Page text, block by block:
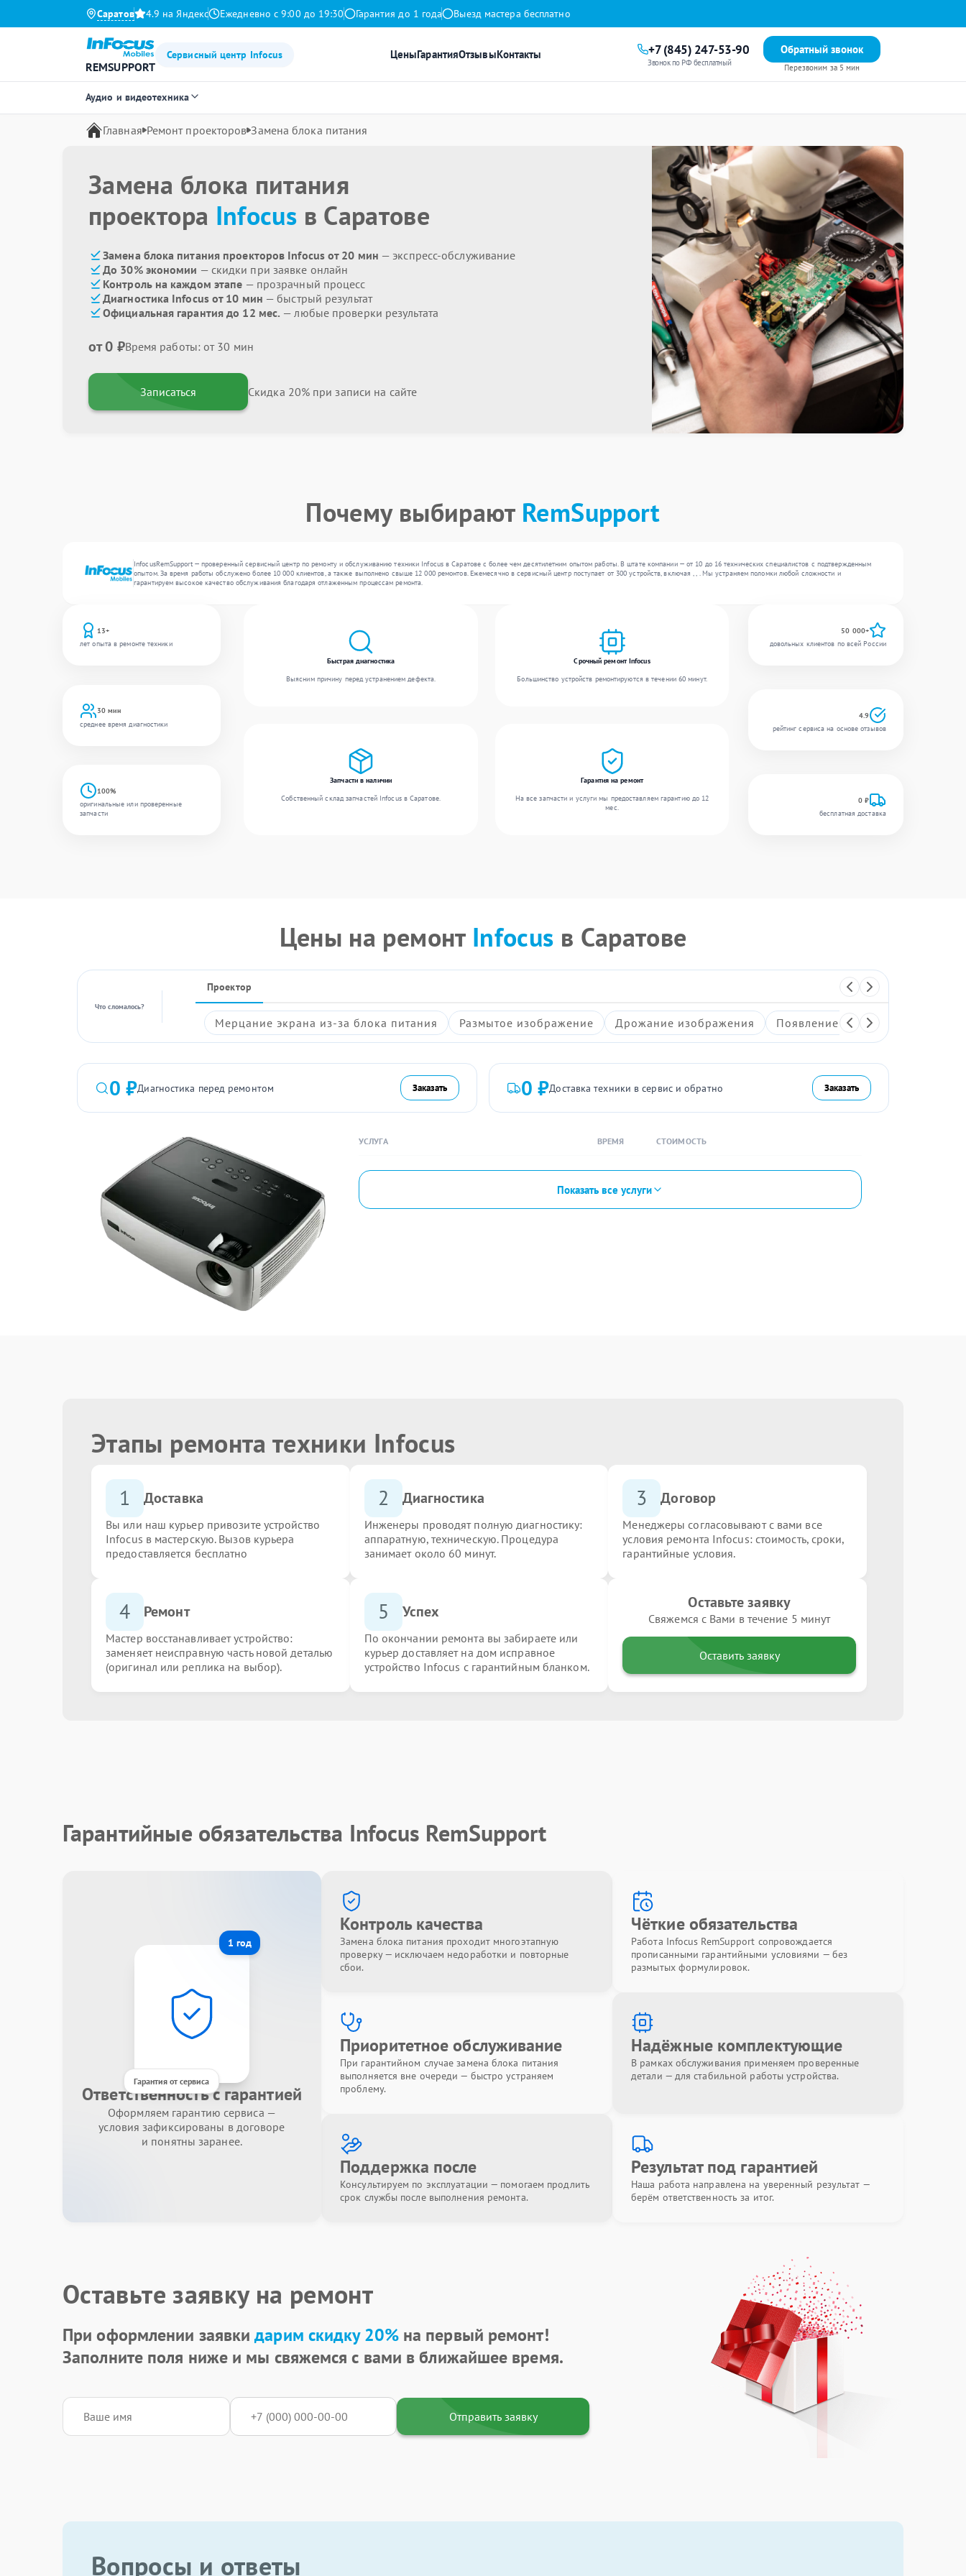
Саратов 4.9 на Яндекс Ежедневно с 9:00 до 19:30 Гарантия до 1 года Выезд мастера бесплатно
REMSUPPORT
Сервисный центр Infocus ЦеныГарантияОтзывыКонтакты +7 (845) 247-53-90
Звонок по РФ бесплатный
Обратный звонок
Перезвоним за 5 мин
Аудио и видеотехника
Главная Ремонт проекторов Замена блока питания
Замена блока питания
проектора Infocus в Саратове
Замена блока питания проекторов Infocus от 20 мин — экспресс-обслуживание
До 30% экономии — скидки при заявке онлайн
Контроль на каждом этапе — прозрачный процесс
Диагностика Infocus от 10 мин — быстрый результат
Официальная гарантия до 12 мес. — любые проверки результата
от 0 ₽Время работы: от 30 мин
Записаться Скидка 20% при записи на сайте
Почему выбирают RemSupport
InfocusRemSupport — проверенный сервисный центр по ремонту и обслуживанию техники Infocus в Саратове с более чем десятилетним опытом работы. В штате компании — от 10 до 16 технических специалистов с подтвержденным
опытом. За время работы обслужено более 10 000 клиентов, а также выполнено свыше 12 000 ремонтов. Ежемесячно в сервисный центр поступает от 300 устройств, включая , , . Мы устраняем поломки любой сложности и
гарантируем высокое качество обслуживания благодаря отлаженным процессам ремонта.
13+
лет опыта в ремонте техники
30 мин
среднее время диагностики
100%
оригинальные или проверенные
запчасти
Быстрая диагностика
Выясним причину перед устранением дефекта.
Срочный ремонт Infocus
Большинство устройств ремонтируются в течении 60 минут.
Запчасти в наличии
Собственный склад запчастей Infocus в Саратове.
Гарантия на ремонт
На все запчасти и услуги мы предоставляем гарантию до 12
мес.
50 000+
довольных клиентов по всей России
4.9
рейтинг сервиса на основе отзывов
0 ₽
бесплатная доставка
Цены на ремонт Infocus в Саратове
Что сломалось?
Проектор
Мерцание экрана из-за блока питания Размытое изображение Дрожание изображения Появление артефактов на
0 ₽Диагностика перед ремонтом Заказать 0 ₽Доставка техники в сервис и обратно Заказать
УСЛУГА ВРЕМЯ СТОИМОСТЬ
Показать все услуги
Этапы ремонта техники Infocus
1 Доставка
Вы или наш курьер привозите устройство
Infocus в мастерскую. Вызов курьера
предоставляется бесплатно
2 Диагностика
Инженеры проводят полную диагностику:
аппаратную, техническую. Процедура
занимает около 60 минут.
3 Договор
Менеджеры согласовывают с вами все
условия ремонта Infocus: стоимость, сроки,
гарантийные условия.
4 Ремонт
Мастер восстанавливает устройство:
заменяет неисправную часть новой деталью
(оригинал или реплика на выбор).
5 Успех
По окончании ремонта вы забираете или
курьер доставляет на дом исправное
устройство Infocus с гарантийным бланком.
Оставьте заявку
Свяжемся с Вами в течение 5 минут
Оставить заявку
Гарантийные обязательства Infocus RemSupport
1 год
Гарантия от сервиса
Ответственность с гарантией
Оформляем гарантию сервиса —
условия зафиксированы в договоре
и понятны заранее.
Контроль качества
Замена блока питания проходит многоэтапную
проверку — исключаем недоработки и повторные
сбои.
Чёткие обязательства
Работа Infocus RemSupport сопровождается
прописанными гарантийными условиями — без
размытых формулировок.
Приоритетное обслуживание
При гарантийном случае замена блока питания
выполняется вне очереди — быстро устраняем
проблему.
Надёжные комплектующие
В рамках обслуживания применяем проверенные
детали — для стабильной работы устройства.
Поддержка после
Консультируем по эксплуатации — помогаем продлить
срок службы после выполнения ремонта.
Результат под гарантией
Наша работа направлена на уверенный результат —
берём ответственность за итог.
Оставьте заявку на ремонт
При оформлении заявкидарим скидку 20%на первый ремонт!
Заполните поля ниже и мы свяжемся с вами в ближайшее время.
Отправить заявку
Вопросы и ответы